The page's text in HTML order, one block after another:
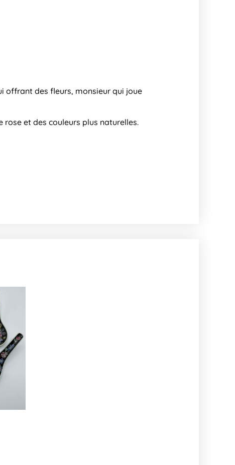
offrant des fleurs, monsieur qui joue
et des couleurs plus naturelles.